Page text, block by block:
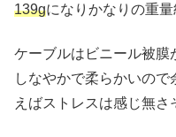
139gになりかなりの重量
ケーブルはビニール被膜
しなやかで柔らかいの
えばストレスは感じ無さ